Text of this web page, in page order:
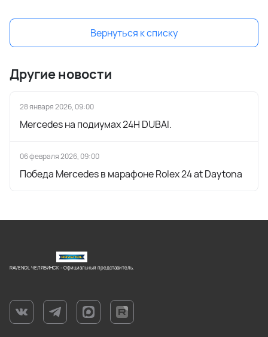
Вернуться к списку
Другие новости
28 января 2026, 09:00
Mercedes на подиумах 24H DUBAI.
06 февраля 2026, 09:00
Победа Mercedes в марафоне Rolex 24 at Daytona
RAVENOL ЧЕЛЯБИНСК - Официальный представитель.